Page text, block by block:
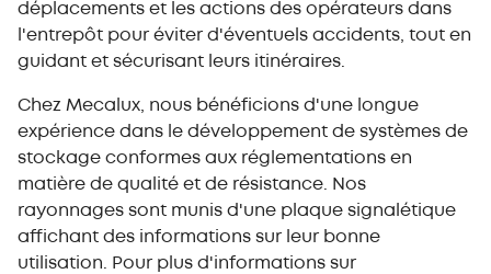
déplacements et les actions des opérateurs dans
l'entrepôt pour éviter d'éventuels accidents, tout en
guidant et sécurisant leurs itinéraires.
Chez Mecalux, nous bénéficions d'une longue
expérience dans le développement de systèmes de
stockage conformes aux réglementations en
matière de qualité et de résistance. Nos
rayonnages sont munis d'une plaque signalétique
affichant des informations sur leur bonne
utilisation. Pour plus d'informations sur